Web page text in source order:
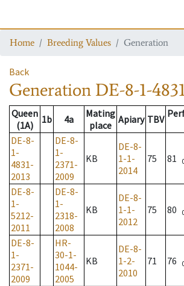
Home Breeding Values Generation
Back
Generation DE-8-1-
Queen
(1A)
1b 4a
Mating
place Apiary TBV
DE-8-
1-
4831-
2013
DE-8-
1-
2371-
2009
KB
DE-8-
1-1-
2014
75 81
DE-8-
1-
5212-
2011
DE-8-
1-
2318-
2008
KB
DE-8-
1-1-
2012
75 80
DE-8-
1-
2371-
2009
HR-
30-1-
1044-
2005
KB
DE-8-
1-2-
2010
71 76